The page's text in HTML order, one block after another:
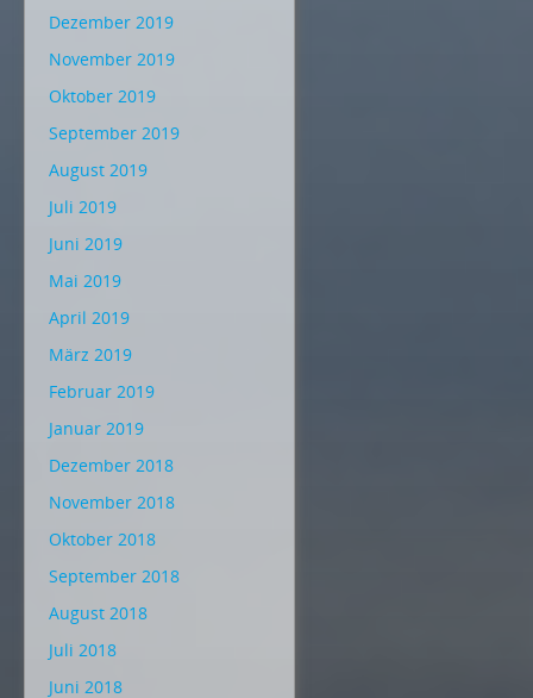
Dezember 2019
November 2019
Oktober 2019
September 2019
August 2019
Juli 2019
Juni 2019
Mai 2019
April 2019
März 2019
Februar 2019
Januar 2019
Dezember 2018
November 2018
Oktober 2018
September 2018
August 2018
Juli 2018
Juni 2018